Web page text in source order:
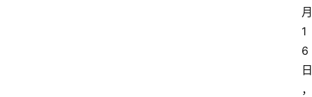
月
1
6
日
，